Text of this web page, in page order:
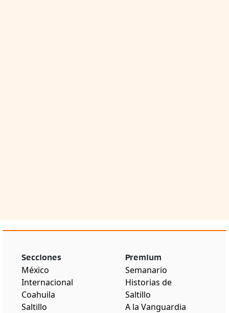
Secciones
México
Internacional
Coahuila
Saltillo
Premium
Semanario
Historias de
Saltillo
A la Vanguardia